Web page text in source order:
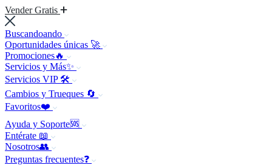
Vender Gratis
Buscandoando
Oportunidades únicas 🚀
Promociones🔥
Servicios y Más✨
Servicios VIP 🛠️
Cambios y Trueques 🔄
Favoritos❤️
Ayuda y Soporte🆘
Entérate 📖
Nosotros👥
Preguntas frecuentes❓